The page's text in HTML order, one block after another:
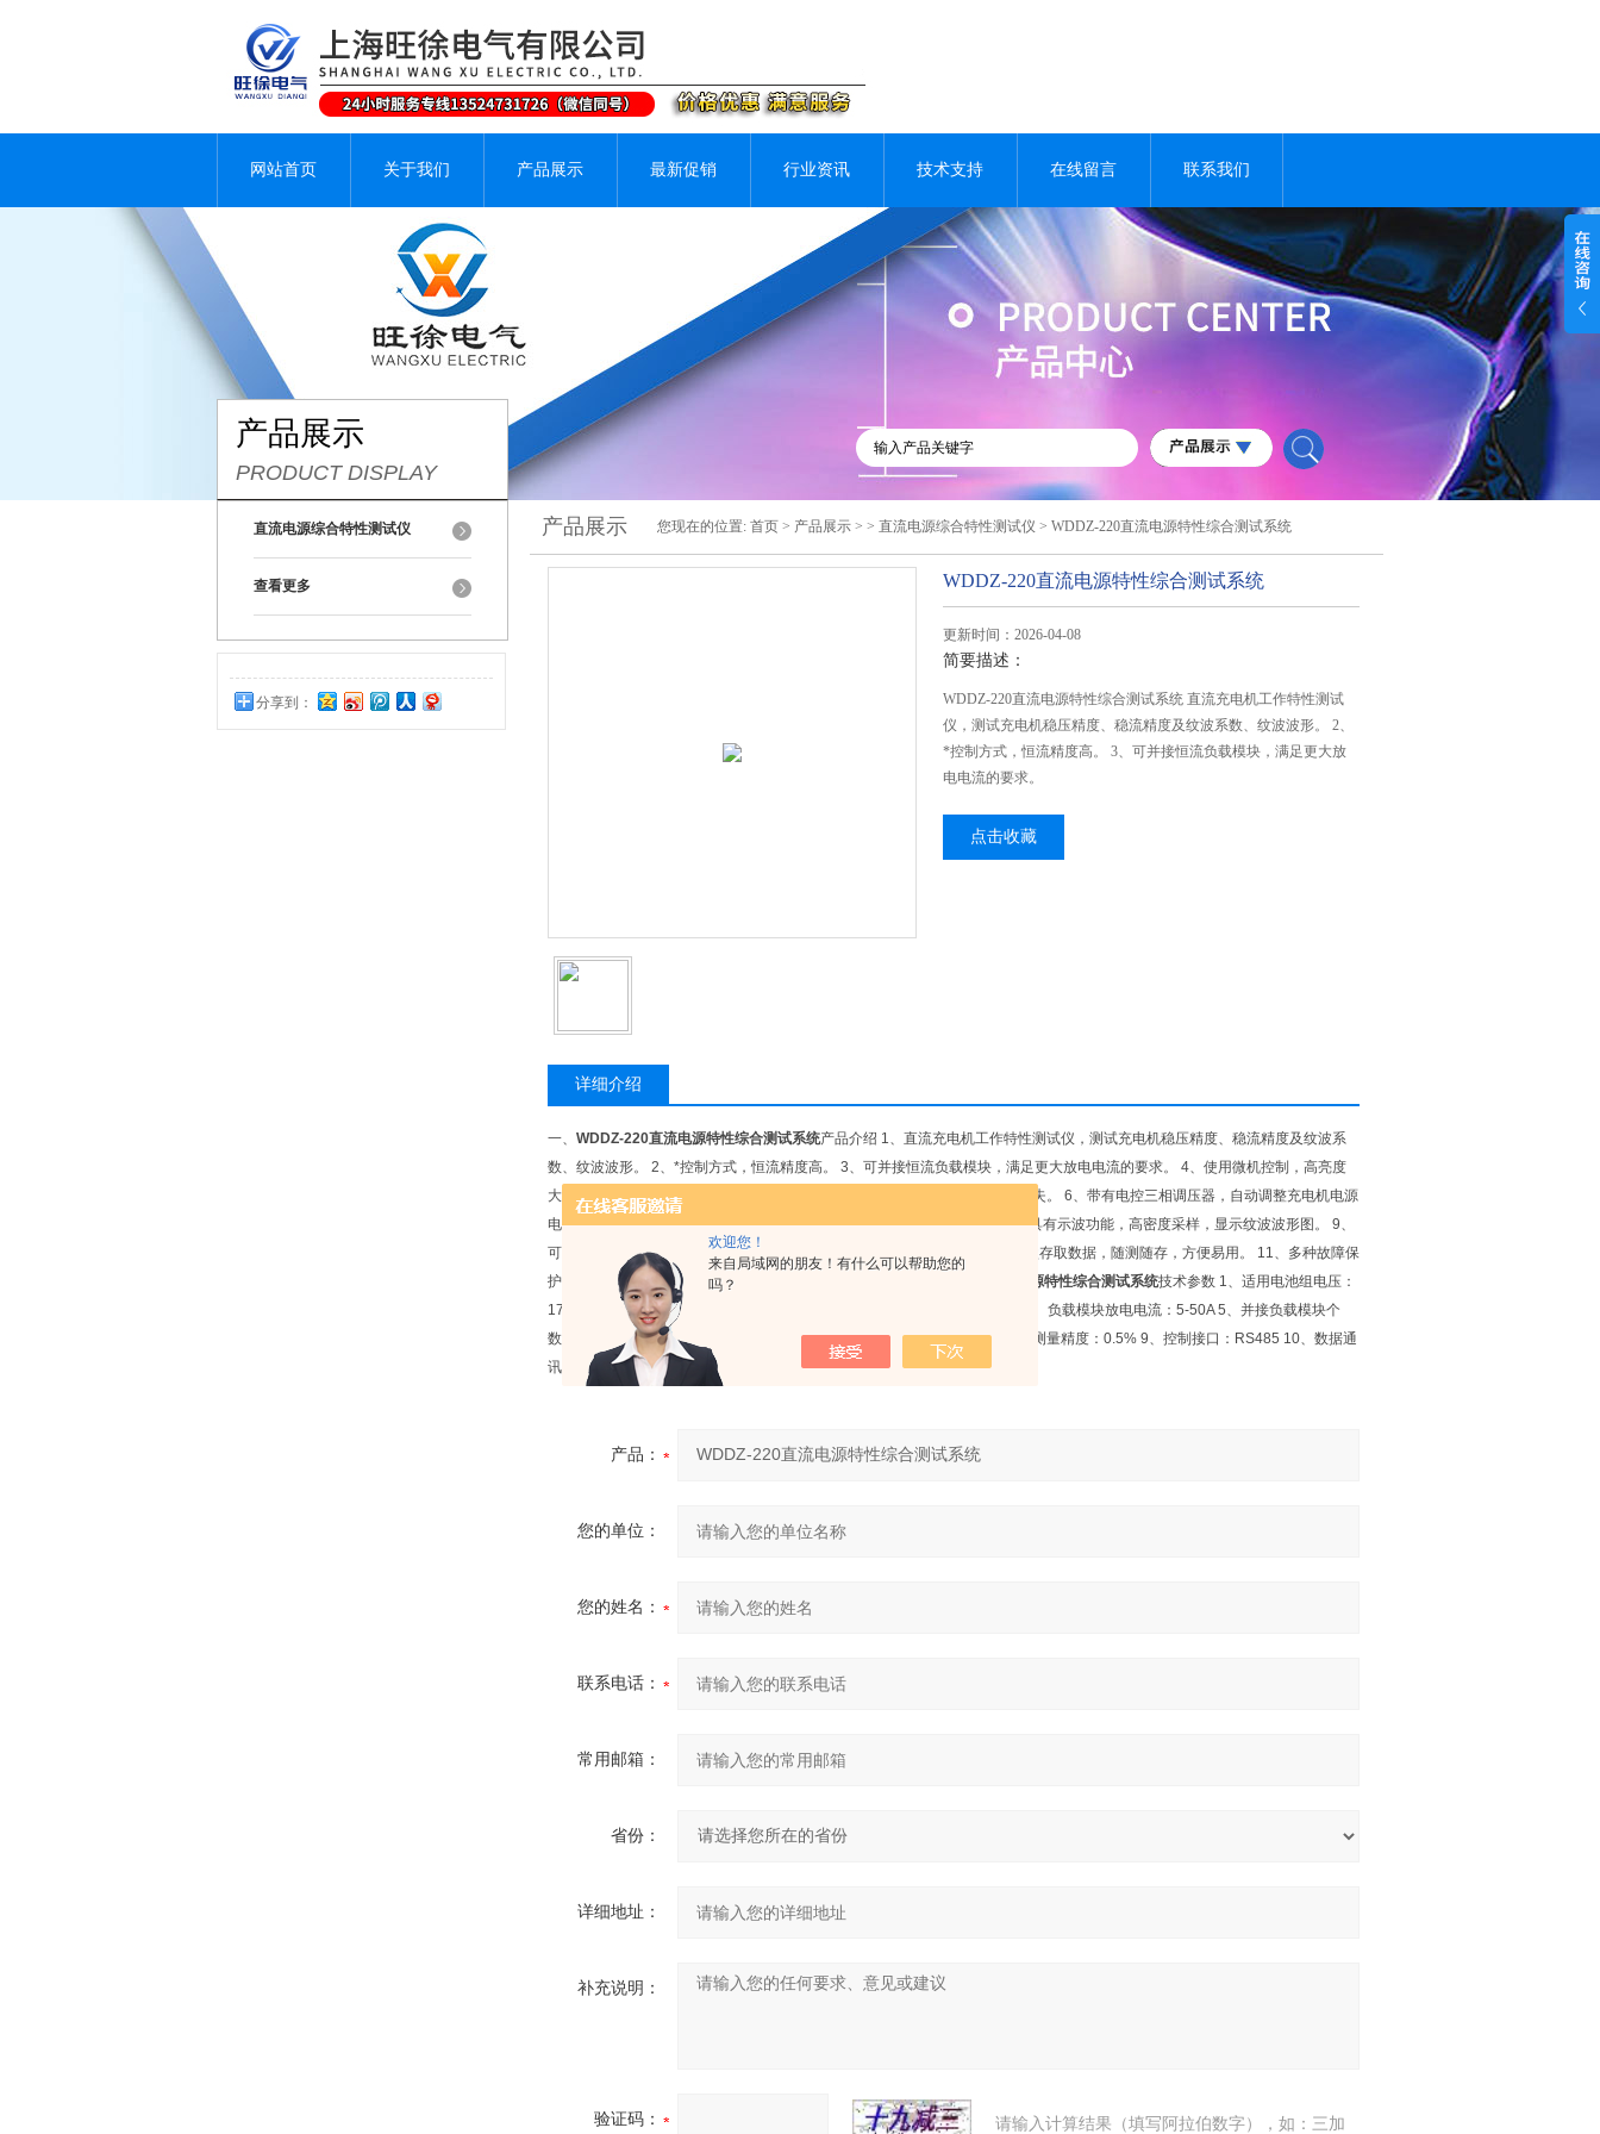
欢迎您！
来自局域网的朋友！有什么可以帮助您的
吗？
网站首页 关于我们 产品展示 最新促销 行业资讯 技术支持 在线留言 联系我们
产品展示
PRODUCT DISPLAY
直流电源综合特性测试仪
查看更多
分享到：
产品展示 您现在的位置: 首页 > 产品展示 > > 直流电源综合特性测试仪 > WDDZ-220直流电源特性综合测试系统
WDDZ-220直流电源特性综合测试系统
更新时间：2026-04-08
简要描述：
WDDZ-220直流电源特性综合测试系统 直流充电机工作特性测试
仪，测试充电机稳压精度、稳流精度及纹波系数、纹波波形。 2、
*控制方式，恒流精度高。 3、可并接恒流负载模块，满足更大放
电电流的要求。
点击收藏
详细介绍
一、 WDDZ-220直流电源特性综合测试系统产品介绍 1、直流充电机工作特性测试仪，测试充电机稳压精度、稳流精度及纹波系
数、纹波波形。 2、*控制方式，恒流精度高。 3、可并接恒流负载模块，满足更大放电电流的要求。 4、使用微机控制，高亮度
大屏幕LCD显示。 5、动态实时显示放电曲线及数据，并自动保存，掉电不丢失。 6、带有电控三相调压器，自动调整充电机电源
电压。 7、全自动调整电源电压和负载功率，完整测试充电机工作特性。 8、具有示波功能，高密度采样，显示纹波波形图。 9、
可通过RS232通讯将数据传入电脑进行分析处理。 10、具有USB口，采用U盘存取数据，随测随存，方便易用。 11、多种故障保
护功能，接反不烧设备，可靠性*，体积小、重量轻。 二、
WDDZ-220直流电源特性综合测试系统技术参数 1、适用电池组电压：
170-275V 2、适用单节电池类型：2V，6V，12V 3、主机放电电流：5-50A 4、负载模块放电电流：5-50A 5、并接负载模块个
数：0-4 6、并接负载模块Z大放电电流：25-200A 7、恒流精度：1% 8、电压测量精度：0.5% 9、控制接口：RS485 10、数据通
讯口：RS232和USB 11、主机重量：13kg
产品：
您的单位：
您的姓名：
联系电话：
常用邮箱：
省份：
详细地址：
补充说明：
验证码： 请输入计算结果（填写阿拉伯数字），如：三加